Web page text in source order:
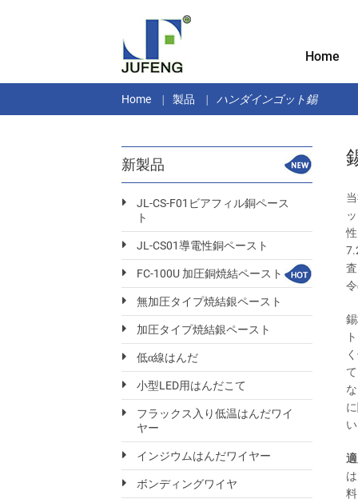
Home
Home 製品 ハンダインゴット錫
い
新製品
JL-CS-F01ビアフィル銅ペース
ト
JL-CS01導電性銅ペースト
FC-100U 加圧銅焼結ペースト
無加圧タイプ焼結銀ペースト
加圧タイプ焼結銀ペースト
低α線はんだ
小型LED用はんだこて
フラックス入り低温はんだワイ
ヤー
インジウムはんだワイヤー
ボンディングワイヤ